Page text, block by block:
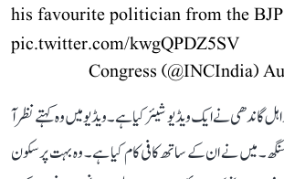
his favourite politician from the
pic.twitter.com/kwgQPDZ5SV
نے ایک ویڈیو شیئر کیا ہے۔ ویڈیو میں وہ کہتے نظر آ
میں نے ان کے ساتھ کافی کام کیا ہے۔ وہ بہت پرسکون